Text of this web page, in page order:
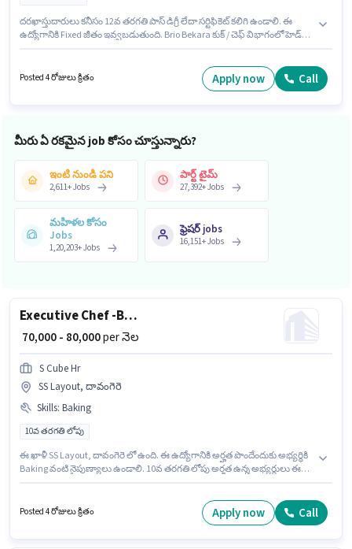
దరఖాస్తుదారులు కనీసం 12వ తరగతి పాస్ డిగ్రీ లేదా సర్టిఫికెట్ కలిగి ఉండాలి. ఈ
ఉద్యోగానికి Fixed జీతం ఇవ్వబడుతుంది. Brio Bekara కుక్ / చెఫ్ విభాగంలో హెడ్
అనుకూలంగా ఉంటుంది. మీరు నెలకు ₹60000 వరకు సంపాదించవచ్చు.
Posted 4 రోజులు క్రితం Apply now Call
మీరు ఏ రకమైన job కోసం చూస్తున్నారు?
ఇంటి నుండి పని
2,611+Jobs
పార్ట్ టైమ్
27,392+Jobs
మహిళల కోసం
Jobs
1,20,203+Jobs
ఫ్రెషర్ jobs
16,151+Jobs
Executive Chef -Bakery
₹ 70,000 - 80,000per నెల
S Cube Hr
SS Layout, దావంగెరె
Skills: Baking
10వ తరగతి లోపు
ఈ ఖాళీ SS Layout, దావంగెరె లో ఉంది. ఈ ఉద్యోగానికి అర్హత పొందేందుకు అభ్యర్థికి
Baking వంటి నైపుణ్యాలు ఉండాలి. 10వ తరగతి లోపు అర్హత ఉన్న అభ్యర్థులు ఈ
సంవత్సరాల అనుభవం ఉన్న వారికి కోసం, నెల జీతం ₹80000 ఉంటుంది. ఈ
Posted 4 రోజులు క్రితం Apply now Call